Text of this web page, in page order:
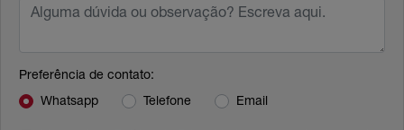
Preferência de contato:
Whatsapp Telefone Email